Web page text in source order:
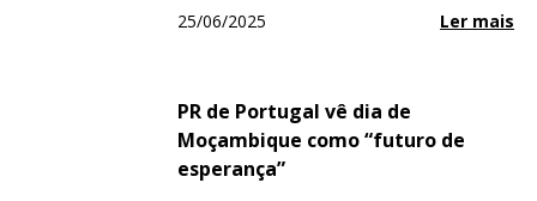
25/06/2025 Ler mais
PR de Portugal vê dia de
Moçambique como “futuro de
esperança”